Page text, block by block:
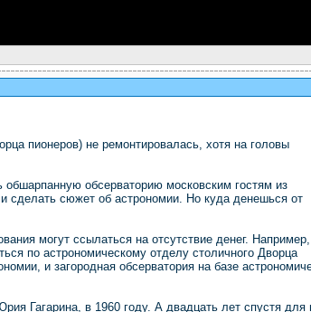
пионеров) не ремонтировалась, хотя на головы
обсерваторию московским гостям из
сделать сюжет об астрономии. Но куда денешься от
могут ссылаться на отсутствие денег.
по астрономическому отделу столичного Дворца
и загородная обсерватория на базе
Гагарина, в 1960 году. А двадцать лет спустя для